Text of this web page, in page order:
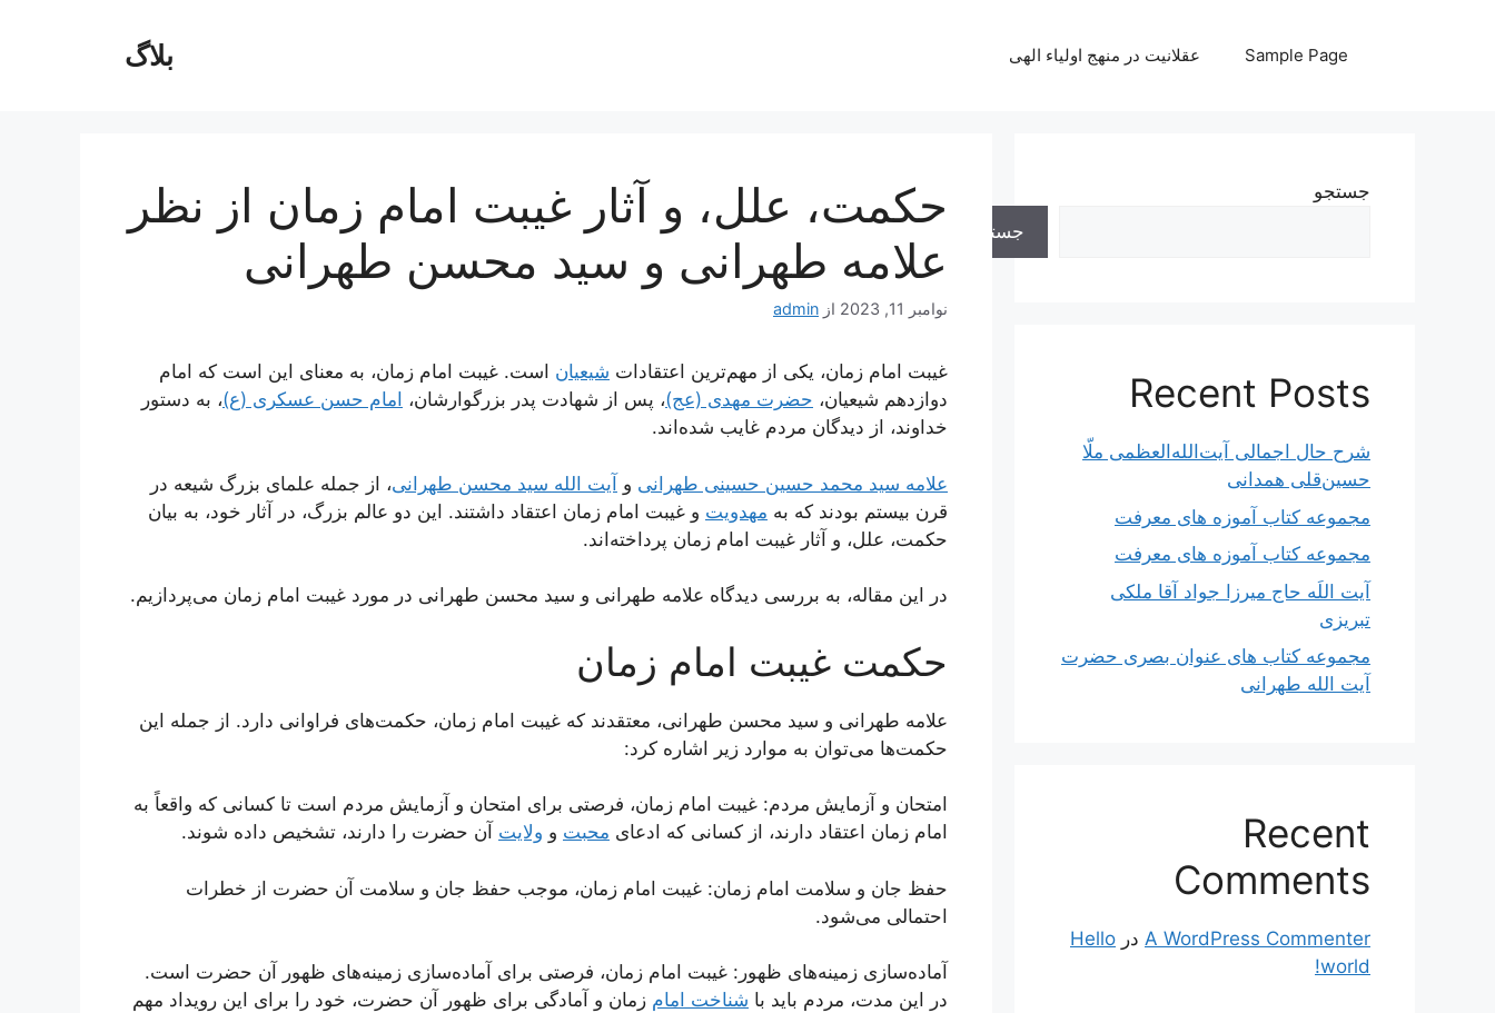
بلاگ Sample Page عقلانیت در منهج اولیاء الهی
حکمت، علل، و آثار غیبت امام زمان از نظر
علامه طهرانی و سید محسن طهرانی
نوامبر 11, 2023 از admin
غیبت امام زمان، یکی از مهم‌ترین اعتقادات شیعیان است. غیبت امام زمان، به معنای این است که امام
دوازدهم شیعیان، حضرت مهدی (عج)، پس از شهادت پدر بزرگوارشان، امام حسن عسکری (ع)، به دستور
خداوند، از دیدگان مردم غایب شده‌اند.
علامه سید محمد حسین حسینی طهرانی و آیت الله سید محسن طهرانی، از جمله علمای بزرگ شیعه در
قرن بیستم بودند که به مهدویت و غیبت امام زمان اعتقاد داشتند. این دو عالم بزرگ، در آثار خود، به بیان
حکمت، علل، و آثار غیبت امام زمان پرداخته‌اند.
در این مقاله، به بررسی دیدگاه علامه طهرانی و سید محسن طهرانی در مورد غیبت امام زمان می‌پردازیم.
حکمت غیبت امام زمان
علامه طهرانی و سید محسن طهرانی، معتقدند که غیبت امام زمان، حکمت‌های فراوانی دارد. از جمله این
حکمت‌ها می‌توان به موارد زیر اشاره کرد:
امتحان و آزمایش مردم: غیبت امام زمان، فرصتی برای امتحان و آزمایش مردم است تا کسانی که واقعاً به
امام زمان اعتقاد دارند، از کسانی که ادعای محبت و ولایت آن حضرت را دارند، تشخیص داده شوند.
حفظ جان و سلامت امام زمان: غیبت امام زمان، موجب حفظ جان و سلامت آن حضرت از خطرات
احتمالی می‌شود.
آماده‌سازی زمینه‌های ظهور: غیبت امام زمان، فرصتی برای آماده‌سازی زمینه‌های ظهور آن حضرت است.
در این مدت، مردم باید با شناخت امام زمان و آمادگی برای ظهور آن حضرت، خود را برای این رویداد مهم
جستجو
جستجو
Recent Posts
شرح حال اجمالی آیت‌الله‌العظمی ملّا
حسین‌قلی همدانی
مجموعه کتاب آموزه های معرفت
مجموعه کتاب آموزه های معرفت
آیت اللَه حاج میرزا جواد آقا ملکی
تبریزی
مجموعه کتاب های عنوان بصری حضرت
آیت الله طهرانی
Recent
Comments
A WordPress Commenter در Hello
world!